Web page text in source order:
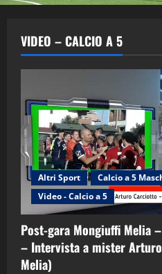
VIDEO – CALCIO A 5
Altri Sport Calcio a 5
Video - Calcio a 5
Post-gara Mongiuffi Melia
– Intervista a mister
Melia)